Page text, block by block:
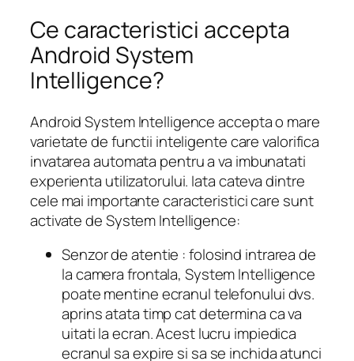
Ce caracteristici accepta
Android System
Intelligence?
Android System Intelligence accepta o mare
varietate de functii inteligente care valorifica
invatarea automata pentru a va imbunatati
experienta utilizatorului. Iata cateva dintre
cele mai importante caracteristici care sunt
activate de System Intelligence:
Senzor de atentie : folosind intrarea de
la camera frontala, System Intelligence
poate mentine ecranul telefonului dvs.
aprins atata timp cat determina ca va
uitati la ecran. Acest lucru impiedica
ecranul sa expire si sa se inchida atunci